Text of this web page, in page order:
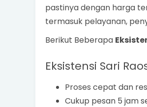
pastinya dengan harga
termasuk pelayanan,
Berikut Beberapa
Eksistensi Sari
Proses cepat dan
Cukup pesan 5 jam